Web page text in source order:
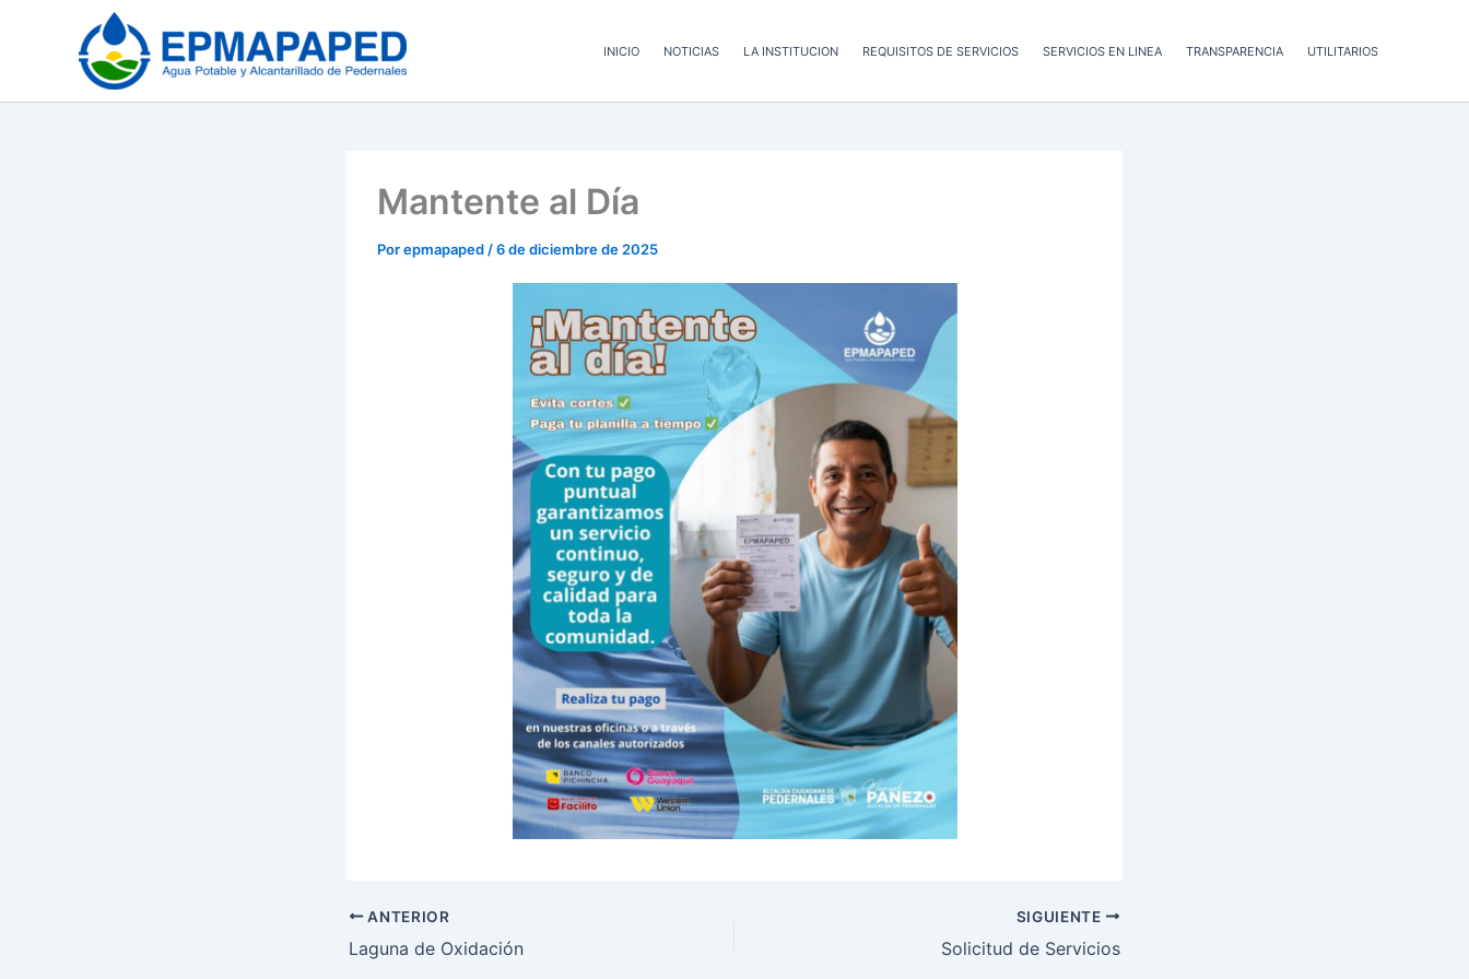
INICIO NOTICIAS LA INSTITUCION REQUISITOS DE SERVICIOS SERVICIOS EN LINEA TRANSPARENCIA UTILITARIOS
Mantente al Día
Porepmapaped /6 de diciembre de 2025
ANTERIOR
Laguna de Oxidación
SIGUIENTE
Solicitud de Servicios